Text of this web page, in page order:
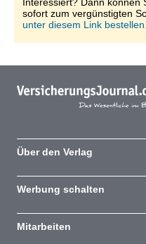
sofort zum vergünstigten
unter diesem Link bestellen.
Über den Verlag
Werbung schalten
Mitarbeiten